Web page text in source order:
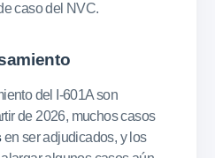
caso del NVC.
del I-601A son
de 2026, muchos casos
en ser adjudicados, y los